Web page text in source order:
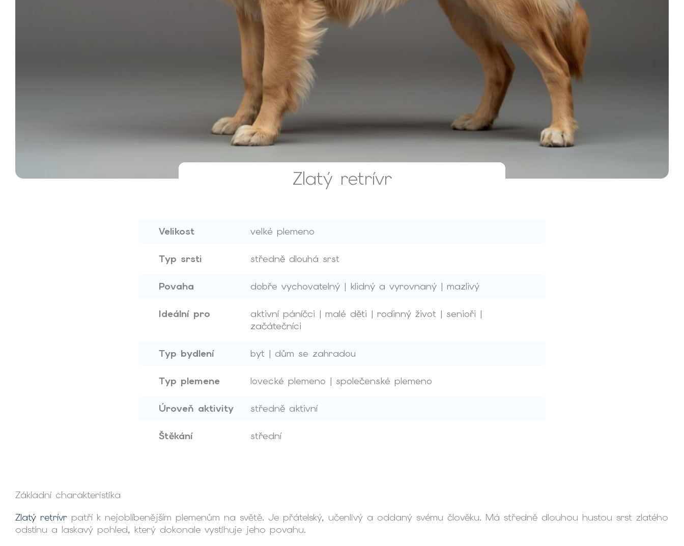
Zlatý retrívr
Velikost velké plemeno
Typ srsti středně dlouhá srst
Povaha dobře vychovatelný | klidný a vyrovnaný | mazlivý
Ideální pro
aktivní páníčci | malé děti | rodinný život | senioři |
začátečníci
Typ bydlení byt | dům se zahradou
Typ plemene lovecké plemeno | společenské plemeno
Úroveň aktivity středně aktivní
Štěkání střední
Základní charakteristika
Zlatý retrívr patří k nejoblíbenějším plemenům na světě. Je přátelský, učenlivý a oddaný svému člověku. Má středně dlouhou hustou srst zlatého
odstínu a laskavý pohled, který dokonale vystihuje jeho povahu.